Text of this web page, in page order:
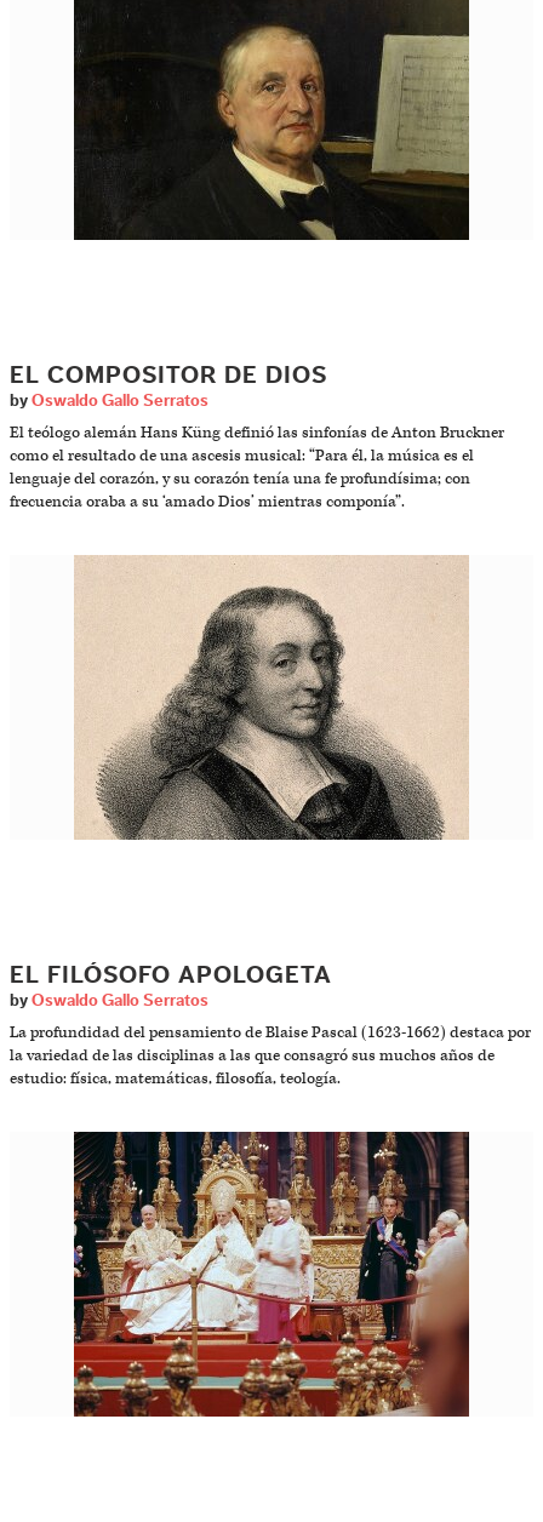
EL COMPOSITOR DE DIOS
by Oswaldo Gallo Serratos
El teólogo alemán Hans Küng definió las sinfonías de Anton Bruckner
como el resultado de una ascesis musical: “Para él, la música es el
lenguaje del corazón, y su corazón tenía una fe profundísima; con
frecuencia oraba a su ‘amado Dios’ mientras componía”.
EL FILÓSOFO APOLOGETA
by Oswaldo Gallo Serratos
La profundidad del pensamiento de Blaise Pascal (1623-1662) destaca por
la variedad de las disciplinas a las que consagró sus muchos años de
estudio: física, matemáticas, filosofía, teología.